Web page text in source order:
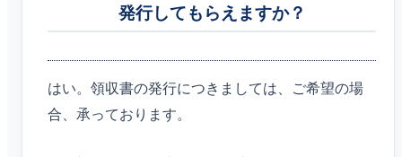
発行してもらえますか？
はい。領収書の発行につきましては、ご希望の場
合、承っております。